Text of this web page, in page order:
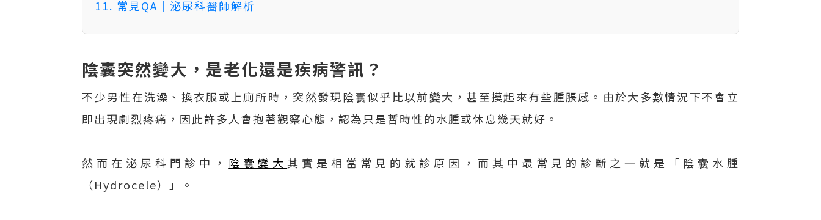
11. 常見QA｜泌尿科醫師解析
陰囊突然變大，是老化還是疾病警訊？
不少男性在洗澡、換衣服或上廁所時，突然發現陰囊似乎比以前變大，甚至摸起來有些腫脹感。由於大多數情況下不會立
即出現劇烈疼痛，因此許多人會抱著觀察心態，認為只是暫時性的水腫或休息幾天就好。
然而在泌尿科門診中， 陰囊變大 其實是相當常見的就診原因，而其中最常見的診斷之一就是「陰囊水腫
（Hydrocele）」。